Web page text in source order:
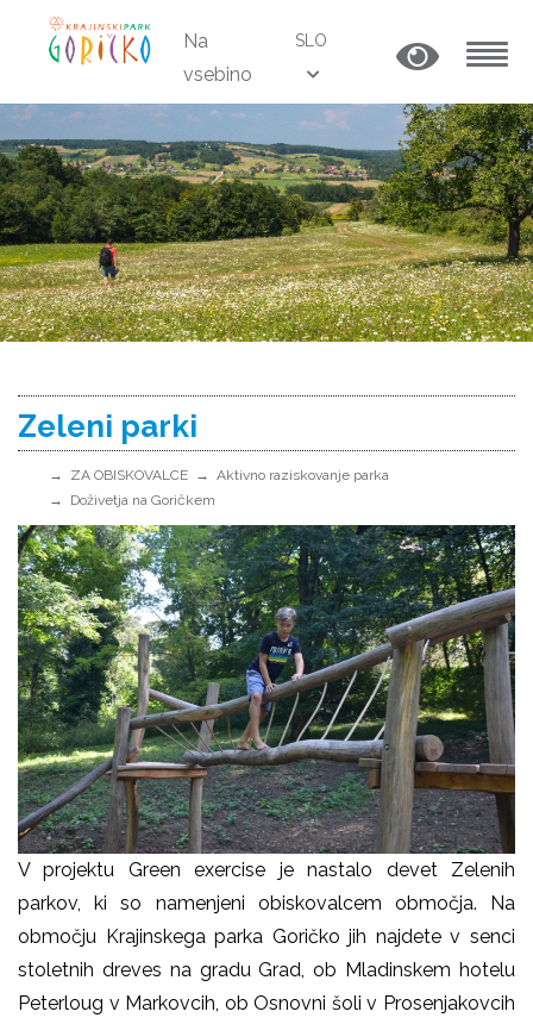
Na
vsebino
SLO
Zeleni parki
ZA OBISKOVALCE
Aktivno raziskovanje parka
Doživetja na Goričkem
V projektu Green exercise je nastalo devet Zelenih
parkov, ki so namenjeni obiskovalcem območja. Na
območju Krajinskega parka Goričko jih najdete v senci
stoletnih dreves na gradu Grad, ob Mladinskem hotelu
Peterloug v Markovcih, ob Osnovni šoli v Prosenjakovcih